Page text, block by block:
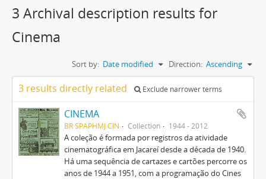
3 Archival description results for
Cinema
Sort by: Date modified Direction: Ascending
3 results directly related Exclude narrower terms
CINEMA
BR SPAPHMJ CIN Collection 1944 - 2012
A coleção é formada por registros da atividade
cinematográfica em Jacareí desde a década de 1940.
Há uma sequência de cartazes e cartões percorre os
anos de 1944 a 1951, com a programação do Cines